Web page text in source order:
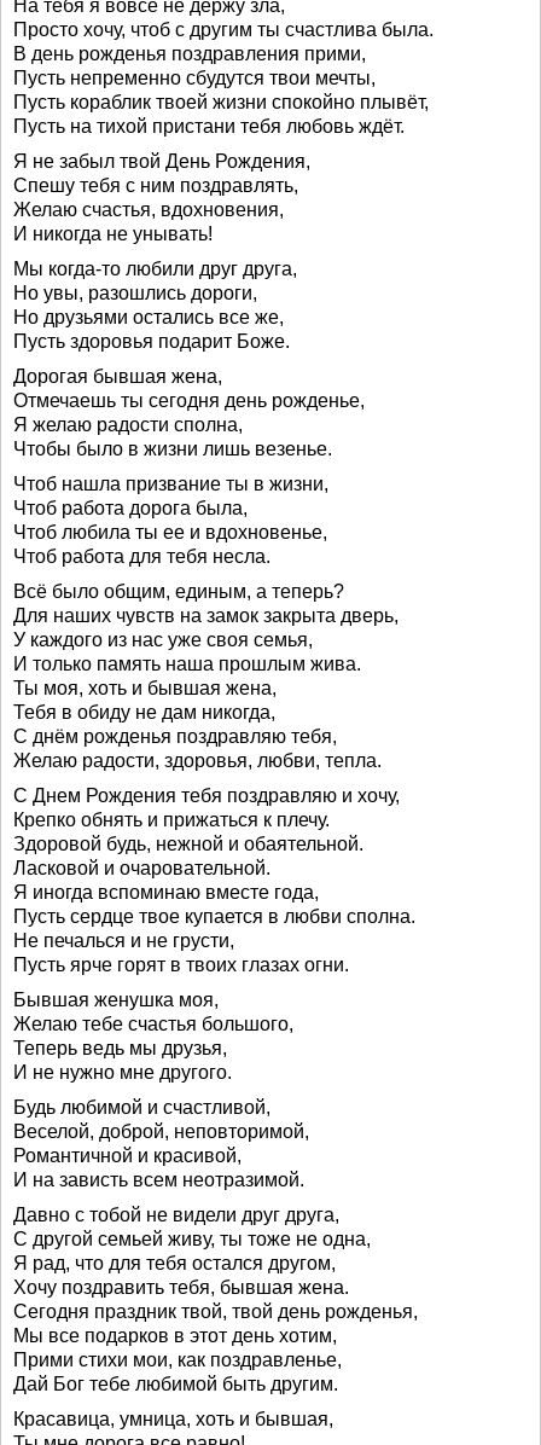
На тебя я вовсе не держу зла,
Просто хочу, чтоб с другим ты счастлива была.
В день рожденья поздравления прими,
Пусть непременно сбудутся твои мечты,
Пусть кораблик твоей жизни спокойно плывёт,
Пусть на тихой пристани тебя любовь ждёт.
Я не забыл твой День Рождения,
Спешу тебя с ним поздравлять,
Желаю счастья, вдохновения,
И никогда не унывать!
Мы когда-то любили друг друга,
Но увы, разошлись дороги,
Но друзьями остались все же,
Пусть здоровья подарит Боже.
Дорогая бывшая жена,
Отмечаешь ты сегодня день рожденье,
Я желаю радости сполна,
Чтобы было в жизни лишь везенье.
Чтоб нашла призвание ты в жизни,
Чтоб работа дорога была,
Чтоб любила ты ее и вдохновенье,
Чтоб работа для тебя несла.
Всё было общим, единым, а теперь?
Для наших чувств на замок закрыта дверь,
У каждого из нас уже своя семья,
И только память наша прошлым жива.
Ты моя, хоть и бывшая жена,
Тебя в обиду не дам никогда,
С днём рожденья поздравляю тебя,
Желаю радости, здоровья, любви, тепла.
С Днем Рождения тебя поздравляю и хочу,
Крепко обнять и прижаться к плечу.
Здоровой будь, нежной и обаятельной.
Ласковой и очаровательной.
Я иногда вспоминаю вместе года,
Пусть сердце твое купается в любви сполна.
Не печалься и не грусти,
Пусть ярче горят в твоих глазах огни.
Бывшая женушка моя,
Желаю тебе счастья большого,
Теперь ведь мы друзья,
И не нужно мне другого.
Будь любимой и счастливой,
Веселой, доброй, неповторимой,
Романтичной и красивой,
И на зависть всем неотразимой.
Давно с тобой не видели друг друга,
С другой семьей живу, ты тоже не одна,
Я рад, что для тебя остался другом,
Хочу поздравить тебя, бывшая жена.
Сегодня праздник твой, твой день рожденья,
Мы все подарков в этот день хотим,
Прими стихи мои, как поздравленье,
Дай Бог тебе любимой быть другим.
Красавица, умница, хоть и бывшая,